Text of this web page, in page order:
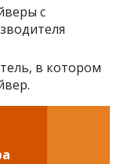
с
в котором